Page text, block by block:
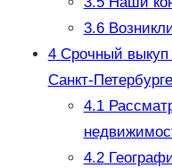
3.6
4Срочный выкуп
Санкт-
4.1
4.2